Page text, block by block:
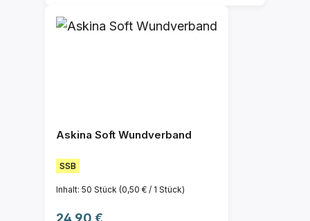
Askina Soft Wundverband
SSB
Inhalt: 50 Stück (0,50 € / 1 Stück)
Regulärer Preis:
24,90 €